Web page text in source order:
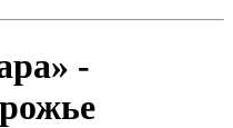
-